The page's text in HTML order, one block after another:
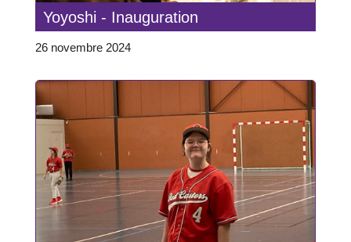
Yoyoshi - Inauguration
26 novembre 2024